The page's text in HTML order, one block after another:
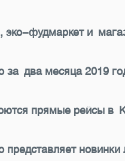
эко-фудмаркет и
за два месяца 2019
прямые рейсы в
представляет новинки